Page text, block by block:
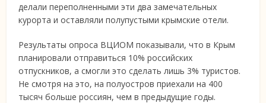
делали переполненными эти два замечательных
курорта и оставляли полупустыми крымские отели.
Результаты опроса ВЦИОМ показывали, что в Крым
планировали отправиться 10% российских
отпускников, а смогли это сделать лишь 3% туристов.
Не смотря на это, на полуостров приехали на 400
тысяч больше россиян, чем в предыдущие годы.